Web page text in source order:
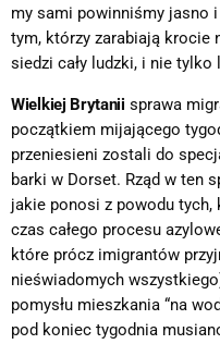
my sami powinniśmy jasno
tym, którzy zarabiają krocie
siedzi cały ludzki, i nie tylko
Wielkiej Brytanii sprawa
początkiem mijającego
przeniesieni zostali do
barki w Dorset. Rząd w ten
jakie ponosi z powodu
czas całego procesu
które prócz imigrantów
nieświadomych
pomysłu mieszkania “na
pod koniec tygodnia